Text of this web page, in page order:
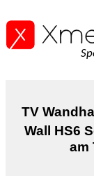
TV
Wall HS6
am